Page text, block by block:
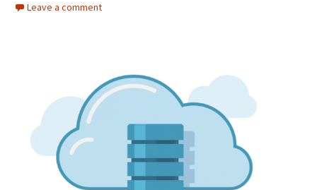
Leave a comment